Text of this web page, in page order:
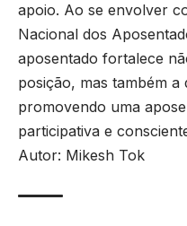
apoio. Ao se envolver
Nacional dos
aposentado fortalece
posição, mas também a
promovendo uma
participativa e
Autor: Mikesh Tok